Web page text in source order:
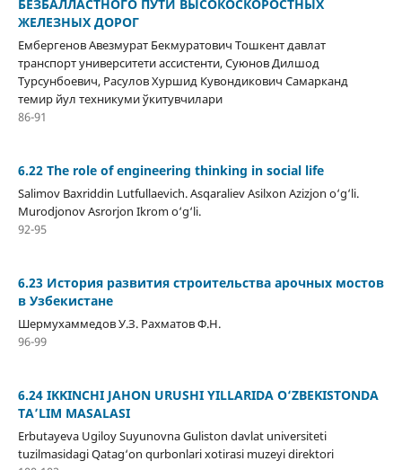
БЕЗБАЛЛАСТНОГО ПУТИ ВЫСОКОСКОРОСТНЫХ
ЖЕЛЕЗНЫХ ДОРОГ
Ембергенов Авезмурат Бекмуратович Тошкент давлат
транспорт университети ассистенти, Суюнов Дилшод
Турсунбоевич, Расулов Хуршид Кувондикович Самарканд
темир йул техникуми ўкитувчилари
86-91
6.22 The role of engineering thinking in social life
Salimov Baxriddin Lutfullaevich. Asqaraliev Asilxon Azizjon o‘g‘li.
Murodjonov Asrorjon Ikrom o‘g‘li.
92-95
6.23 История развития строительства арочных мостов
в Узбекистане
Шермухаммедов У.З. Рахматов Ф.Н.
96-99
6.24 IKKINCHI JAHON URUSHI YILLARIDA O‘ZBEKISTONDA
TA’LIM MASALASI
Erbutayeva Ugiloy Suyunovna Guliston davlat universiteti
tuzilmasidagi Qatag‘on qurbonlari xotirasi muzeyi direktori